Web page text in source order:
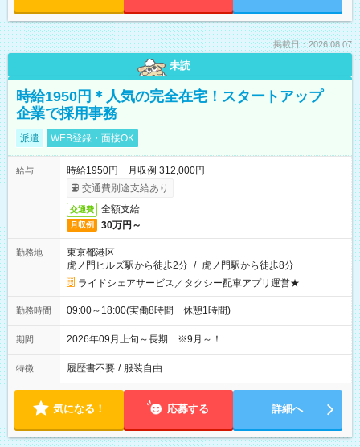
掲載日：2026.08.07
未読
時給1950円＊人気の完全在宅！スタートアップ
企業で採用事務
派遣 WEB登録・面接OK
給与
時給1950円 月収例 312,000円
交通費別途支給あり
交通費 全額支給
月収例 30万円～
勤務地
東京都港区
虎ノ門ヒルズ駅から徒歩2分 / 虎ノ門駅から徒歩8分
ライドシェアサービス／タクシー配車アプリ運営★
勤務時間 09:00～18:00(実働8時間 休憩1時間)
期間 2026年09月上旬～長期 ※9月～！
特徴 履歴書不要 / 服装自由
気になる！ 応募する 詳細へ